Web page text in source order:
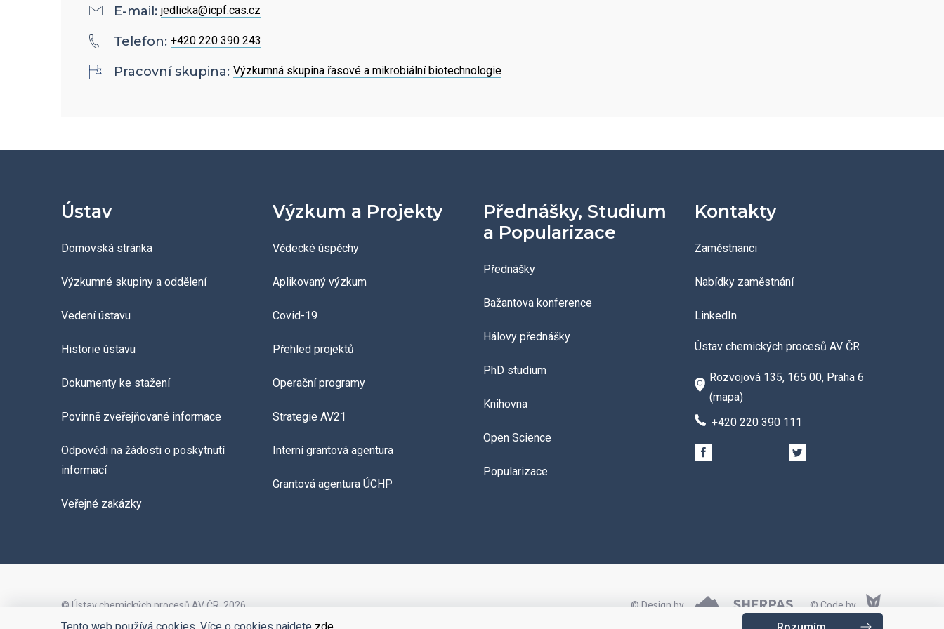
informace
Ombudsman a ombudsmanka
E-mail: jedlicka@icpf.cas.cz
Telefon: +420 220 390 243
Pracovní skupina: Výzkumná skupina řasové a mikrobiální biotechnologie
Ústav
Domovská stránka
Výzkumné skupiny a oddělení
Vedení ústavu
Historie ústavu
Dokumenty ke stažení
Povinně zveřejňované informace
Odpovědi na žádosti o poskytnutí
informací
Veřejné zakázky
Výzkum a Projekty
Vědecké úspěchy
Aplikovaný výzkum
Covid-19
Přehled projektů
Operační programy
Strategie AV21
Interní grantová agentura
Grantová agentura ÚCHP
Přednášky, Studium
a Popularizace
Přednášky
Bažantova konference
Hálovy přednášky
PhD studium
Knihovna
Open Science
Popularizace
Kontakty
Zaměstnanci
Nabídky zaměstnání
LinkedIn
Ústav chemických procesů AV ČR
Rozvojová 135, 165 00, Praha 6
(mapa)
+420 220 390 111
© Ústav chemických procesů AV ČR, 2026 © Design by © Code by